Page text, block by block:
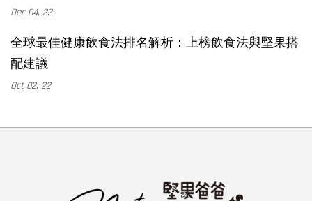
Dec 04, 22
全球最佳健康飲食法排名解析：上榜飲食法與堅果搭
配建議
Oct 02, 22